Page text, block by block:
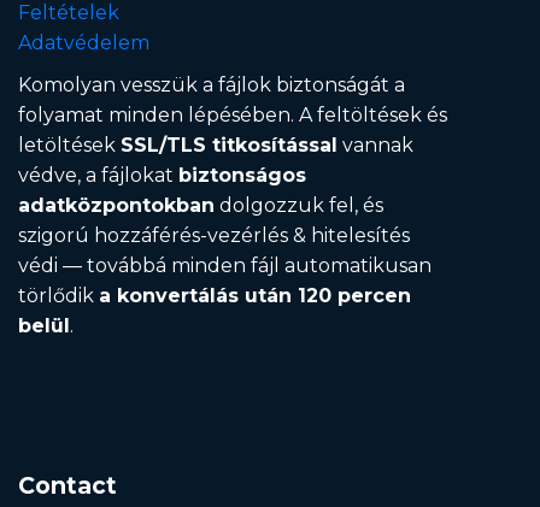
Feltételek
Adatvédelem
Komolyan vesszük a fájlok biztonságát a
folyamat minden lépésében. A feltöltések és
letöltések SSL/TLS titkosítással vannak
védve, a fájlokat biztonságos
adatközpontokban dolgozzuk fel, és
szigorú hozzáférés-vezérlés & hitelesítés
védi — továbbá minden fájl automatikusan
törlődik a konvertálás után 120 percen
belül.
Contact